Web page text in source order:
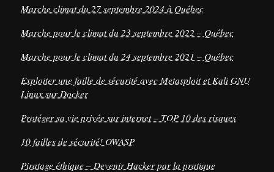
Marche climat du 27 septembre 2024 à Québec
Marche pour le climat du 23 septembre 2022 – Québec
Marche pour le climat du 24 septembre 2021 – Québec
Exploiter une faille de sécurité avec Metasploit et Kali GNU
Linux sur Docker
Protéger sa vie privée sur internet – TOP 10 des risques
10 failles de sécurité! OWASP
Piratage éthique – Devenir Hacker par la pratique